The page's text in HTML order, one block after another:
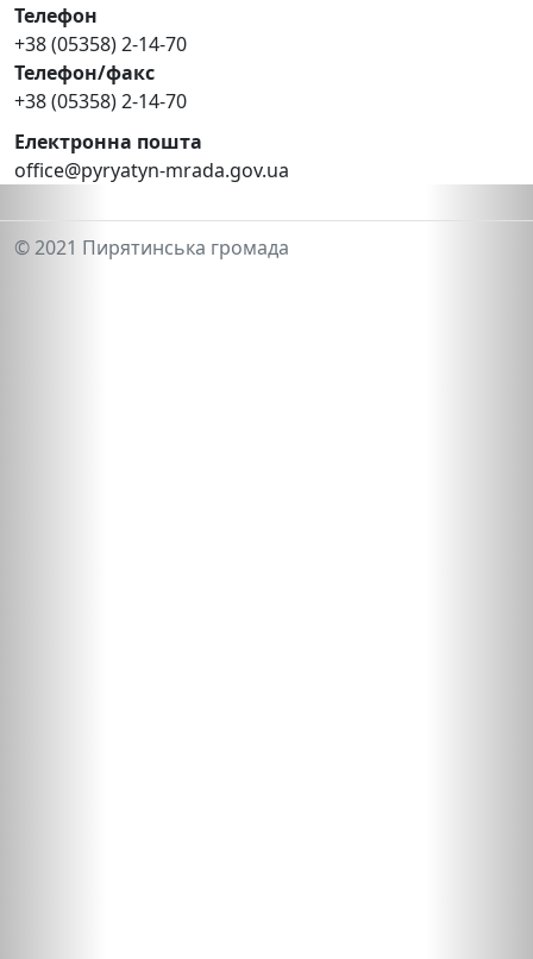
Телефон
+38 (05358) 2-14-70
Телефон/факс
+38 (05358) 2-14-70
Електронна пошта
office@pyryatyn-mrada.gov.ua
© 2021 Пирятинська громада